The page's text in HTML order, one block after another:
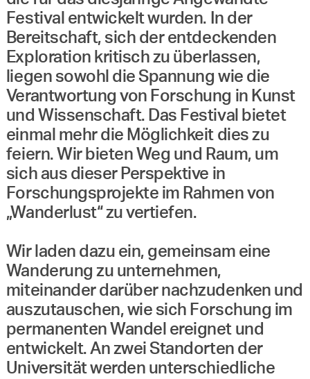
Festival entwickelt wurden. In der
Bereitschaft, sich der entdeckenden
Exploration kritisch zu überlassen,
liegen sowohl die Spannung wie die
Verantwortung von Forschung in Kunst
und Wissenschaft. Das Festival bietet
einmal mehr die Möglichkeit dies zu
feiern. Wir bieten Weg und Raum, um
sich aus dieser Perspektive in
Forschungsprojekte im Rahmen von
„Wanderlust“ zu vertiefen.
Wir laden dazu ein, gemeinsam eine
Wanderung zu unternehmen,
miteinander darüber nachzudenken und
auszutauschen, wie sich Forschung im
permanenten Wandel ereignet und
entwickelt. An zwei Standorten der
Universität werden unterschiedliche